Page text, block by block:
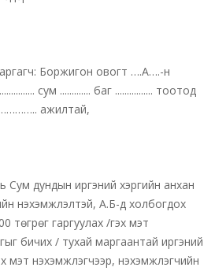
Боржигон овогт ….А….-н
сум ............. баг ................ тоотод
ажилтай,
Сум дундын иргэний хэргийн анхан
нэхэмжлэлтэй, А.Б-д холбогдох
төгрөг гаргуулах /гэх мэт
бичих / тухай маргаантай иргэний
мэт нэхэмжлэгчээр, нэхэмжлэгчийн